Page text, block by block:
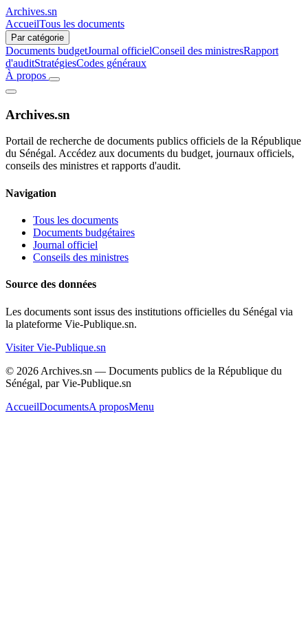
Archives.sn
AccueilTous les documents
Par catégorie
Documents budgetJournal officielConseil des ministresRapport
d'auditStratégiesCodes généraux
À propos
Archives.sn
Portail de recherche de documents publics officiels de la République
du Sénégal. Accédez aux documents du budget, journaux officiels,
conseils des ministres et rapports d'audit.
Navigation
Tous les documents
Documents budgétaires
Journal officiel
Conseils des ministres
Source des données
Les documents sont issus des institutions officielles du Sénégal via
la plateforme Vie-Publique.sn.
Visiter Vie-Publique.sn
© 2026 Archives.sn — Documents publics de la République du
Sénégal, par Vie-Publique.sn
AccueilDocumentsA proposMenu